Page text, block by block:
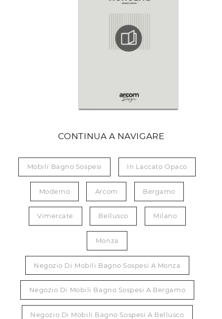
CONTINUA A NAVIGARE
Mobili Bagno Sospesi In Laccato Opaco
Moderno Arcom Bergamo
Vimercate Bellusco Milano
Monza
Negozio Di Mobili Bagno Sospesi A Monza
Negozio Di Mobili Bagno Sospesi A Bergamo
Negozio Di Mobili Bagno Sospesi A Bellusco